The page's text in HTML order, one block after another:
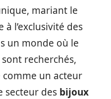
mariant le
l’exclusivité des
un monde où le
recherchés,
un acteur
secteur des bijoux